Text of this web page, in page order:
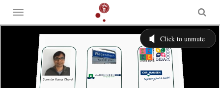
Toggle
menu